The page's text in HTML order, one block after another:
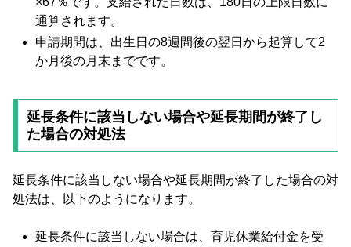
通算されます。
申請期間は、出生日の8週間後の翌日から起算して2
か月後の月末までです。
延長条件に該当しない場合や延長期間が終了し
た場合の対処法
延長条件に該当しない場合や延長期間が終了した場合の対
処法は、以下のようになります。
延長条件に該当しない場合は、育児休業給付金を受